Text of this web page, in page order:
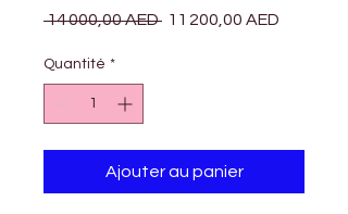
14 000,00 AED Prix
11 200,00 AED
Quantité *
Ajouter au panier